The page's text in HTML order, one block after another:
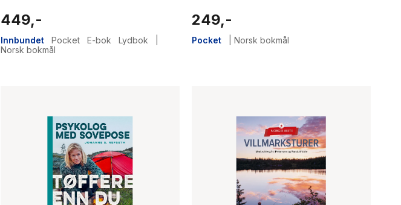
449,-
Innbundet Pocket E-bok Lydbok
Norsk bokmål
249,-
Pocket Norsk bokmål